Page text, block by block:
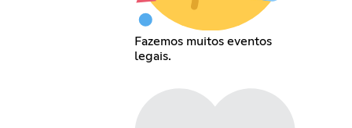
Fazemos muitos eventos
legais.